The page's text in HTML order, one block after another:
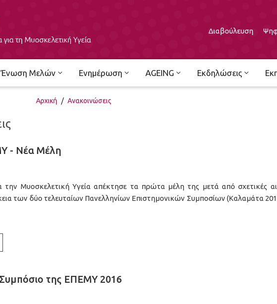
Διαβούλευση
Μελών Ενημέρωση AGEING Εκδηλώσεις
Αρχική / Ανακοινώσεις
- Νέα Μέλη
Μυοσκελετική Υγεία απέκτησε τα πρώτα μέλη της μετά από σχετικές
των δύο τελευταίων Πανελληνίων Επιστημονικών Συμποσίων (Καλαμάτα
της ΕΠΕΜΥ 2016